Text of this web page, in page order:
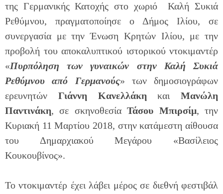
της Γερμανικής Κατοχής στο χωριό Καλή Συκιά
Ρεθύμνου, πραγματοποίησε ο Δήμος Ιλίου, σε
συνεργασία με την Ένωση Κρητών Ιλίου, με την
προβολή του αποκαλυπτικού ιστορικού ντοκιμαντέρ
«Πυρπόληση των γυναικών στην Καλή Συκιά
Ρεθύμνου από Γερμανούς» των δημοσιογράφων
ερευνητών Γιάννη Κανελλάκηκαι Μανώλη
Παντινάκη, σε σκηνοθεσίαΤάσου Μπιρσίμ, την
Κυριακή 11 Μαρτίου 2018, στην κατάμεστη αίθουσα
του Δημαρχιακού Μεγάρου «Βασίλειος
Κουκουβίνος».
Το ντοκιμαντέρ έχει λάβει μέρος σε διεθνή φεστιβάλ